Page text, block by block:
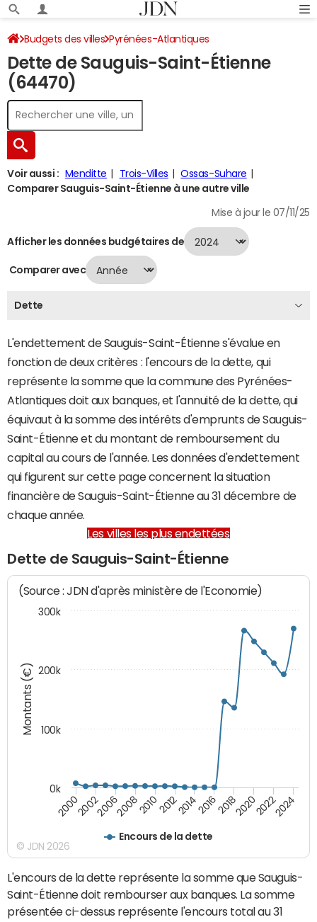
Budgets des villes Pyrénées-Atlantiques
Sauguis-Saint-Étienne Dette au 31/12/2024
Dette de Sauguis-Saint-Étienne
(64470)
Voir aussi : Menditte Trois-Villes
Ossas-Suhare
Comparer Sauguis-Saint-Étienne à une autre ville
Mise à jour le 07/11/25
Afficher les données budgétaires de
Comparer avec
Dette
L'endettement de Sauguis-Saint-Étienne s'évalue en
fonction de deux critères : l'encours de la dette, qui
représente la somme que la commune des Pyrénées-
Atlantiques doit aux banques, et l'annuité de la dette, qui
équivaut à la somme des intérêts d'emprunts de Sauguis-
Saint-Étienne et du montant de remboursement du
capital au cours de l'année. Les données d'endettement
qui figurent sur cette page concernent la situation
financière de Sauguis-Saint-Étienne au 31 décembre de
chaque année.
Les villes les plus endettées
Dette de Sauguis-Saint-Étienne
Montants (€)
(Source : JDN d'après ministère de l'Economie)
Encours de la dette
200020022006200820102012201420162018202020222024
0k
100k
200k
300k
© JDN 2026
L'encours de la dette représente la somme que Sauguis-
Saint-Étienne doit rembourser aux banques. La somme
présentée ci-dessus représente l'encours total au 31